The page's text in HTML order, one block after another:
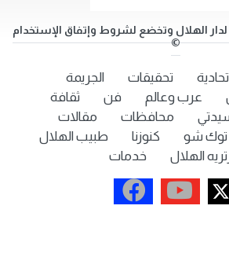
الهلال وتخضع لشروط وإتفاق الإستخدام
©
تحقيقات
الجريمة
عرب وعالم فن
ثقافة
محافظات
مقالات
توك شو كنوزنا
طبيب الهلال
الهلال
خدمات